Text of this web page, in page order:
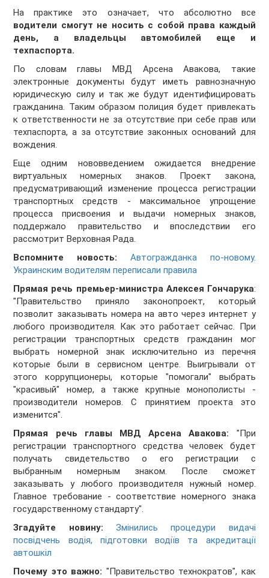
На практике это означает, что абсолютно все
водители смогут не носить с собой права каждый
день, а владельцы автомобилей еще и
техпаспорта.
По словам главы МВД Арсена Авакова, такие
электронные документы будут иметь равнозначную
юридическую силу и так же будут идентифицировать
гражданина. Таким образом полиция будет привлекать
к ответственности не за отсутствие при себе прав или
техпаспорта, а за отсутствие законных оснований для
вождения.
Еще одним нововведением ожидается внедрение
виртуальных номерных знаков. Проект закона,
предусматривающий изменение процесса регистрации
транспортных средств - максимальное упрощение
процесса присвоения и выдачи номерных знаков,
поддержало правительство и впоследствии его
рассмотрит Верховная Рада.
Вспомните новость: Автогражданка по-новому.
Украинским водителям переписали правила
Прямая речь премьер-министра Алексея Гончарука:
"Правительство приняло законопроект, который
позволит заказывать номера на авто через интернет у
любого производителя. Как это работает сейчас. При
регистрации транспортных средств гражданин мог
выбрать номерной знак исключительно из перечня
которые были в сервисном центре. Выигрывали от
этого коррупционеры, которые "помогали" выбрать
"красивый" номер, а также крупные монополисты -
производители номеров. С принятием проекта это
изменится".
Прямая речь главы МВД Арсена Авакова: "При
регистрации транспортного средства человек будет
получать свидетельство о его регистрации с
выбранным номерным знаком. После сможет
заказывать у любого производителя нужный номер.
Главное требование - соответствие номерного знака
государственному стандарту".
Згадуйте новину: Змінились процедури видачі
посвідчень водія, підготовки водіїв та акредитації
автошкіл
Почему это важно: "Правительство технократов", как